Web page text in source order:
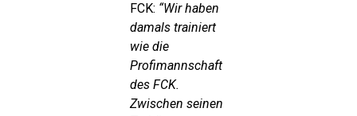
FCK: “Wir haben
damals trainiert
wie die
Profimannschaft
des FCK.
Zwischen seinen